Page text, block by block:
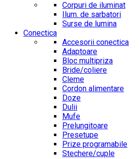
Corpuri de iluminat
Ilum. de sarbatori
Surse de lumina
Conectica
Accesorii conectica
Adaptoare
Bloc multipriza
Bride/coliere
Cleme
Cordon alimentare
Doze
Dulii
Mufe
Prelungitoare
Presetupe
Prize programabile
Stechere/cuple